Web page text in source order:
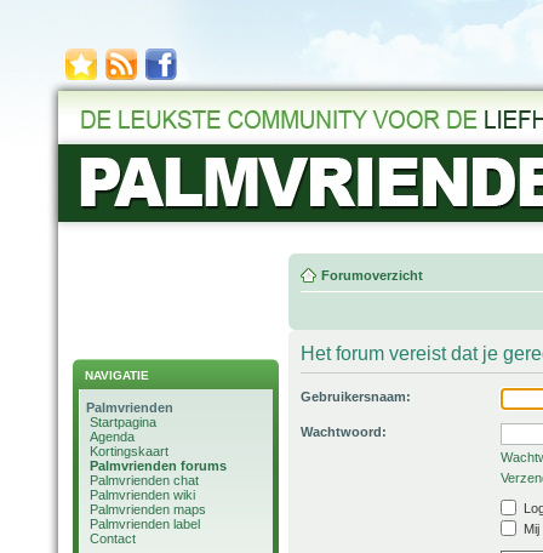
NAVIGATIE
Palmvrienden
Startpagina
Agenda
Kortingskaart
Palmvrienden forums
Palmvrienden chat
Palmvrienden wiki
Palmvrienden maps
Palmvrienden label
Contact
Forumoverzicht
Het forum vereist dat je
Gebruikersnaam:
Wachtwoord: